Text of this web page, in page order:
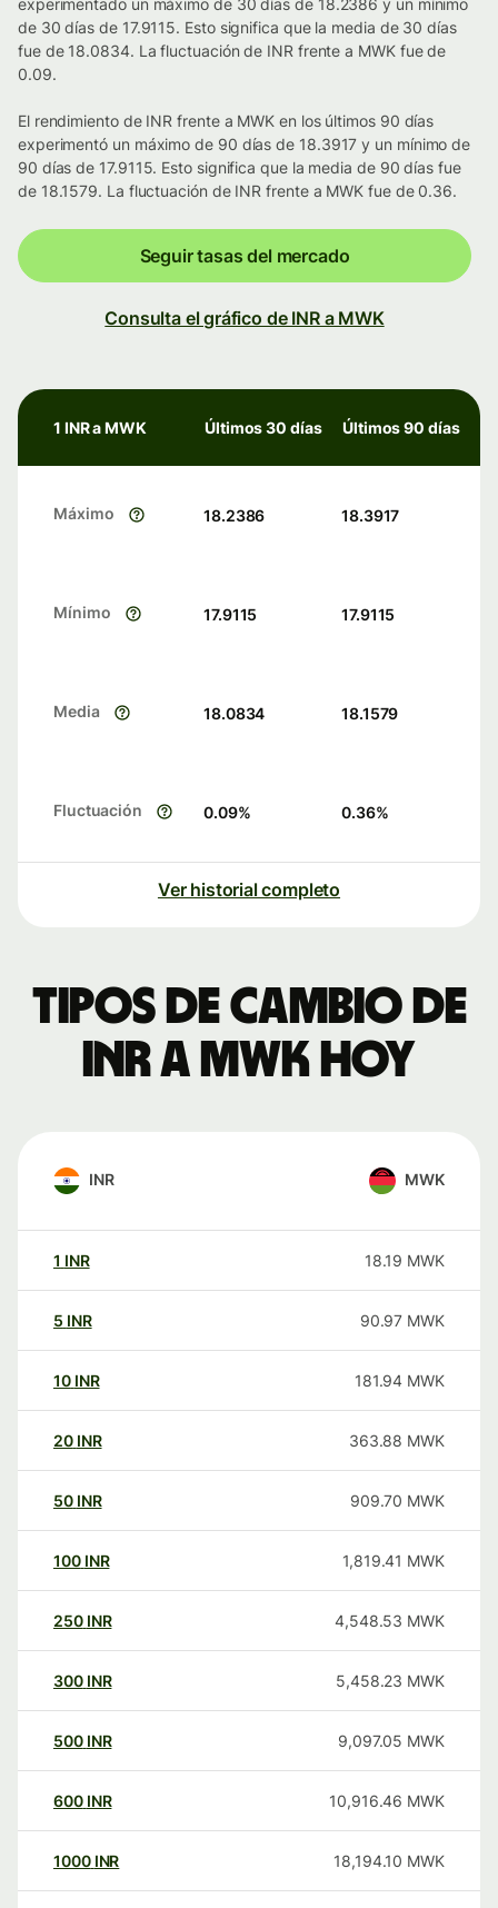
experimentado un máximo de 30 días de 18.2386 y un mínimo
de 30 días de 17.9115. Esto significa que la media de 30 días
fue de 18.0834. La fluctuación de INR frente a MWK fue de
0.09.
El rendimiento de INR frente a MWK en los últimos 90 días
experimentó un máximo de 90 días de 18.3917 y un mínimo de
90 días de 17.9115. Esto significa que la media de 90 días fue
de 18.1579. La fluctuación de INR frente a MWK fue de 0.36.
Seguir tasas del mercado
Consulta el gráfico de INR a MWK
1 INR a MWK Últimos 30 días Últimos 90 días
Máximo 18.2386 18.3917
Mínimo 17.9115 17.9115
Media 18.0834 18.1579
Fluctuación 0.09% 0.36%
Ver historial completo
Tipos de cambio de
INR a MWK hoy
INR MWK
1 INR 18.19 MWK
5 INR 90.97 MWK
10 INR 181.94 MWK
20 INR 363.88 MWK
50 INR 909.70 MWK
100 INR 1,819.41 MWK
250 INR 4,548.53 MWK
300 INR 5,458.23 MWK
500 INR 9,097.05 MWK
600 INR 10,916.46 MWK
1000 INR 18,194.10 MWK